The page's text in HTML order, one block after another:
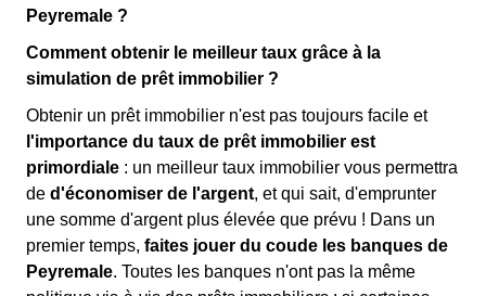
Peyremale ?
Comment obtenir le meilleur taux grâce à la
simulation de prêt immobilier ?
Obtenir un prêt immobilier n'est pas toujours facile et
l'importance du taux de prêt immobilier est
primordiale : un meilleur taux immobilier vous permettra
de d'économiser de l'argent, et qui sait, d'emprunter
une somme d'argent plus élevée que prévu ! Dans un
premier temps, faites jouer du coude les banques de
Peyremale. Toutes les banques n'ont pas la même